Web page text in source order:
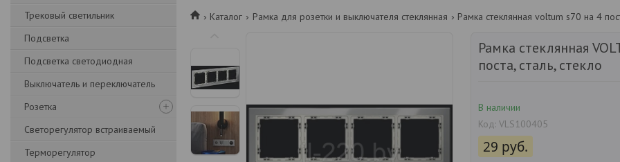
Трековый светильник
Подсветка
Подсветка светодиодная
Выключатель и переключатель
Розетка
Светорегулятор встраиваемый
Терморегулятор
Каталог Рамка для розетки и выключателя стеклянная Рамка стеклянная voltum s70 на 4
Рамка стеклянная
поста, сталь, стекло
В наличии
Код: VLS100405
29 руб.